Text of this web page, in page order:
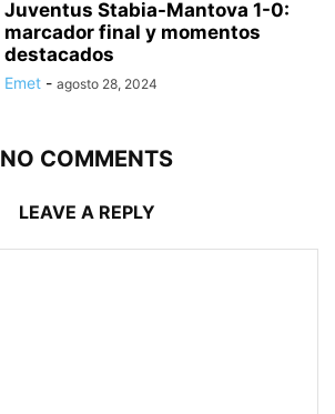
Juventus Stabia-Mantova 1-0:
marcador final y momentos
destacados
Emet - agosto 28, 2024
NO COMMENTS
LEAVE A REPLY